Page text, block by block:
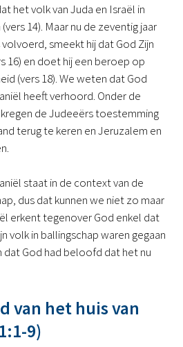
het volk van Juda en Israël in
14). Maar nu de zeventig jaar
smeekt hij dat God Zijn
16) en doet hij een beroep op
(vers 18). We weten dat God
heeft verhoord. Onder de
de Judeeërs toestemming
terug te keren en Jeruzalem en
staat in de context van de
dus dat kunnen we niet zo maar
erkent tegenover God enkel dat
volk in ballingschap waren gegaan
dat God had beloofd dat het nu
van het huis van
9)